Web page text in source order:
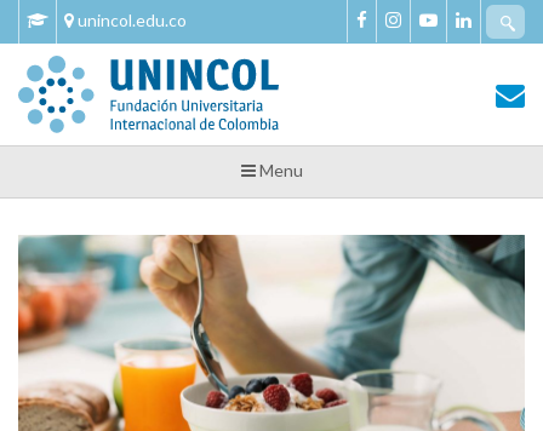
Skip
content
unincol.edu.co
Tu Salud y Bienestar
Tu Salud y Bienestar – Unincol
Menu